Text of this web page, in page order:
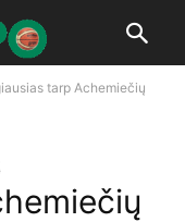
tarp Achemiečių